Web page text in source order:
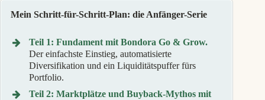
Mein Schritt-für-Schritt-Plan: die Anfänger-Serie
Teil 1: Fundament mit Bondora Go & Grow.
Der einfachste Einstieg, automatisierte
Diversifikation und ein Liquiditätspuffer fürs
Portfolio.
Teil 2: Marktplätze und Buyback-Mythos mit